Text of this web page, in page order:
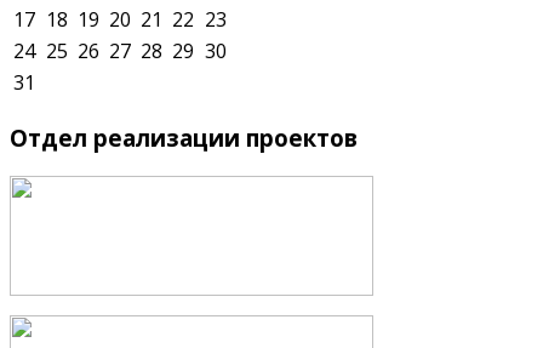
17 18 19 20 21 22 23
24 25 26 27 28 29 30
31
Отдел реализации проектов